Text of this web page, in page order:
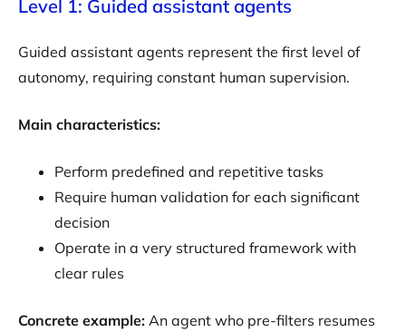
Level 1: Guided assistant agents
Guided assistant agents represent the first level of
autonomy, requiring constant human supervision.
Main characteristics:
Perform predefined and repetitive tasks
Require human validation for each significant
decision
Operate in a very structured framework with
clear rules
Concrete example: An agent who pre-filters resumes